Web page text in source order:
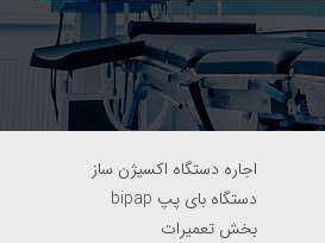
اجاره دستگاه اکسیژن ساز
دستگاه بای پپ bipap
بخش تعمیرات